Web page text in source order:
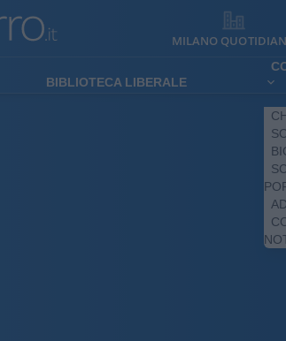
MILANO
BIBLIOTECA LIBERALE